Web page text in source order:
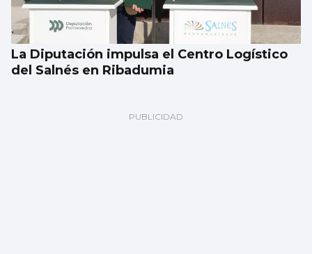
La Diputación impulsa el Centro Logístico
del Salnés en Ribadumia